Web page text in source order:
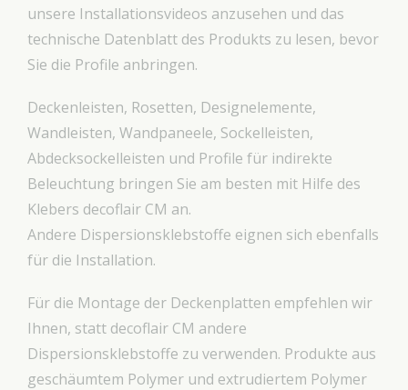
unsere Installationsvideos anzusehen und das
technische Datenblatt des Produkts zu lesen, bevor
Sie die Profile anbringen.
Deckenleisten, Rosetten, Designelemente,
Wandleisten, Wandpaneele, Sockelleisten,
Abdecksockelleisten und Profile für indirekte
Beleuchtung bringen Sie am besten mit Hilfe des
Klebers decoflair CM an.
Andere Dispersionsklebstoffe eignen sich ebenfalls
für die Installation.
Für die Montage der Deckenplatten empfehlen wir
Ihnen, statt decoflair CM andere
Dispersionsklebstoffe zu verwenden. Produkte aus
geschäumtem Polymer und extrudiertem Polymer